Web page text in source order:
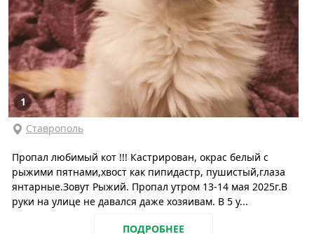
1
Ставрополь
Пропал любимый кот !!! Кастрирован, окрас белый с
рыжими пятнами,хвост как пипидастр, пушистый,глаза
янтарные.Зовут Рыжий. Пропал утром 13-14 мая 2025г.В
руки на улице не давался даже хозяивам. В 5 у...
ПОДРОБНЕЕ